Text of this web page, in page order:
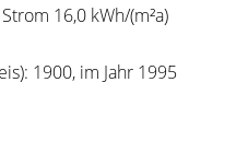
16,0 kWh/(m²a)
1900, im Jahr 1995